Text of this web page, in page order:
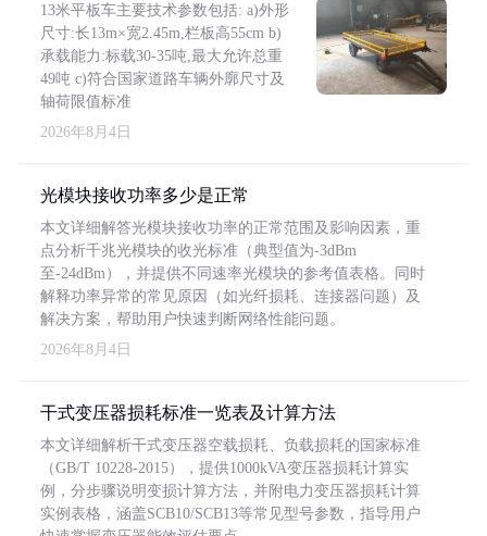
13米平板车主要技术参数包括: a)外形
尺寸:长13m×宽2.45m,栏板高55cm b)
承载能力:标载30-35吨,最大允许总重
49吨 c)符合国家道路车辆外廓尺寸及
轴荷限值标准
2026年8月4日
光模块接收功率多少是正常
本文详细解答光模块接收功率的正常范围及影响因素，重
点分析千兆光模块的收光标准（典型值为-3dBm
至-24dBm），并提供不同速率光模块的参考值表格。同时
解释功率异常的常见原因（如光纤损耗、连接器问题）及
解决方案，帮助用户快速判断网络性能问题。
2026年8月4日
干式变压器损耗标准一览表及计算方法
本文详细解析干式变压器空载损耗、负载损耗的国家标准
（GB/T 10228-2015），提供1000kVA变压器损耗计算实
例，分步骤说明变损计算方法，并附电力变压器损耗计算
实例表格，涵盖SCB10/SCB13等常见型号参数，指导用户